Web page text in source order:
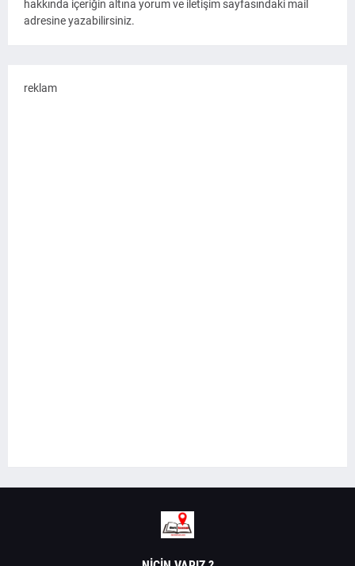
hakkında içeriğin altına yorum ve iletişim sayfasındaki mail
adresine yazabilirsiniz.
reklam